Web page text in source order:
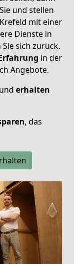
und stellen
mit einer
Dienste in
sich zurück.
in der
Angebote.
erhalten
, das